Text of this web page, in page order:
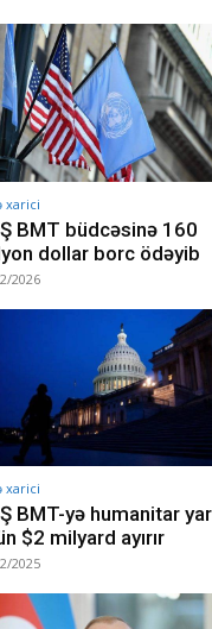
xarici
BMT büdcəsinə 160
dollar borc ödəyib
2026
xarici
BMT-yə humanitar
$2 milyard ayırır
2025